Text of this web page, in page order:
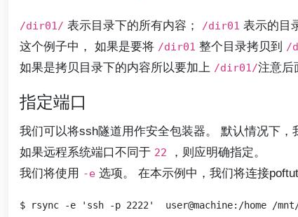
/dir01/ 表示目录下的所有内容； /dir01 表示的目
这个例子中， 如果是要将 /dir01 整个目录拷贝到 /
如果是拷贝目录下的内容所以要加上 /dir01/注意后
指定端口
我们可以将ssh隧道用作安全包装器。 默认情况下，
如果远程系统端口不同于 22
，则应明确指定。
我们将使用 -e 选项。 在本示例中，我们将连接